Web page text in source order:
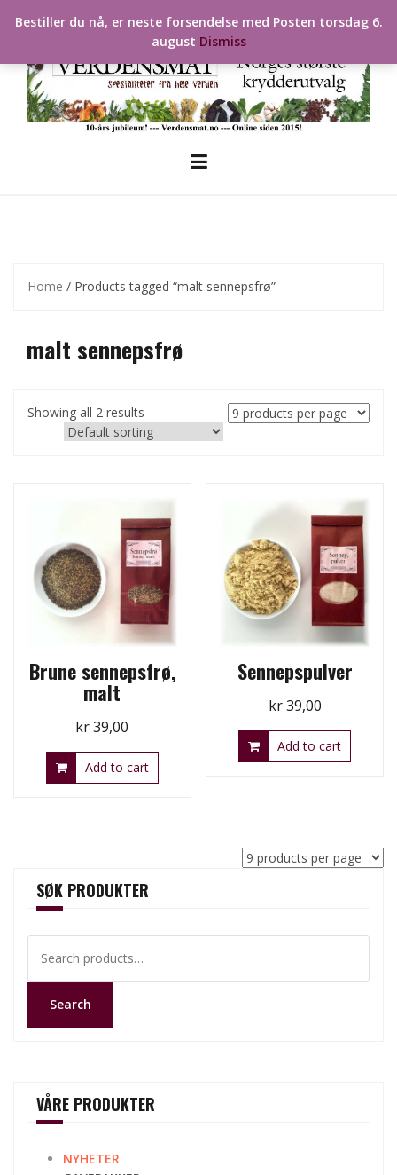
Home / Products tagged “malt sennepsfrø”
malt sennepsfrø
Showing all 2 results
Brune sennepsfrø,
malt
kr39,00
Add to cart
Sennepspulver
kr39,00
Add to cart
SØK PRODUKTER
for:
Search
VÅRE PRODUKTER
NYHETER
Bestiller du nå, er neste forsendelse med Posten torsdag 6.
august Dismiss